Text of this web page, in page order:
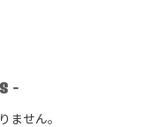
-
ません。